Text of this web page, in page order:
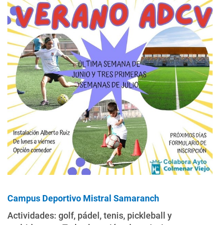
Campus Deportivo Mistral Samaranch
Actividades: golf, pádel, tenis, pickleball y